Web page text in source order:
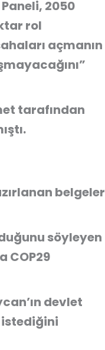
2050
rol
açmanın
tarafından
belgeler
söyleyen
COP29
devlet
istediğini